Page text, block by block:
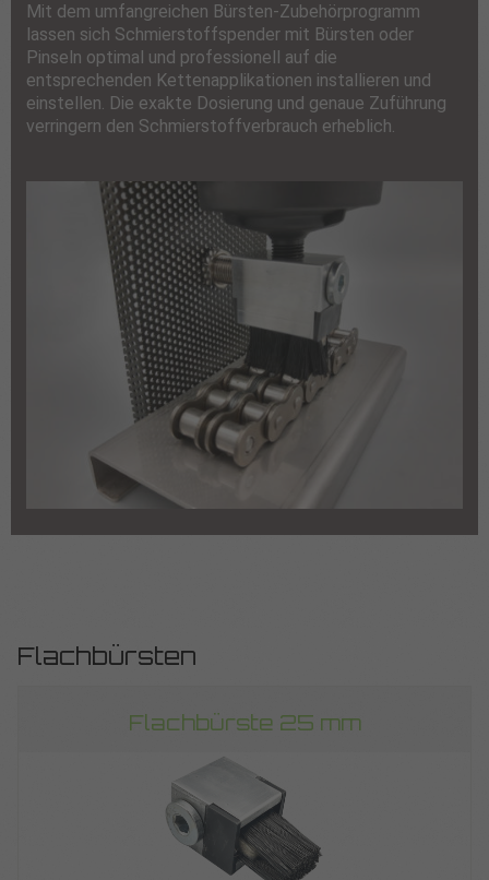
Mit dem umfangreichen Bürsten-Zubehörprogramm
lassen sich Schmierstoffspender mit Bürsten oder
Pinseln optimal und professionell auf die
entsprechenden Kettenapplikationen installieren und
einstellen. Die exakte Dosierung und genaue Zuführung
verringern den Schmierstoffverbrauch erheblich.
Flachbürsten
Flachbürste 25 mm